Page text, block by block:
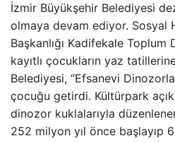
İzmir Büyükşehir Belediyesi
olmaya devam ediyor. Sosyal
Başkanlığı Kadifekale Toplum
kayıtlı çocukların yaz
Belediyesi, “Efsanevi
çocuğu getirdi. Kültürpark
dinozor kuklalarıyla
252 milyon yıl önce başlayıp